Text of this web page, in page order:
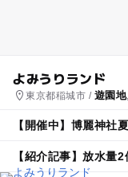
よみうりランド
東京都稲城市 / 遊園地
【開催中】博麗神社
【紹介記事】放水量
ンドに登場！ 夏祭